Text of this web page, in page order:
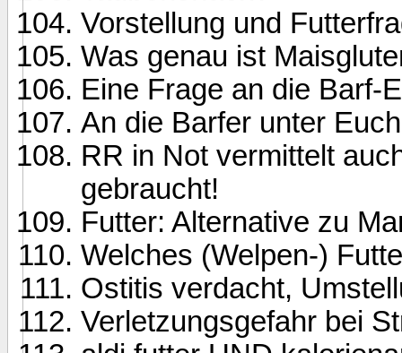
Vorstellung und
Was genau ist
Eine Frage an die Barf-
An die Barfer unter
RR in Not vermittelt
gebraucht!
Futter: Alternative zu
Welches (Welpen-)
Ostitis verdacht,
Verletzungsgefahr bei